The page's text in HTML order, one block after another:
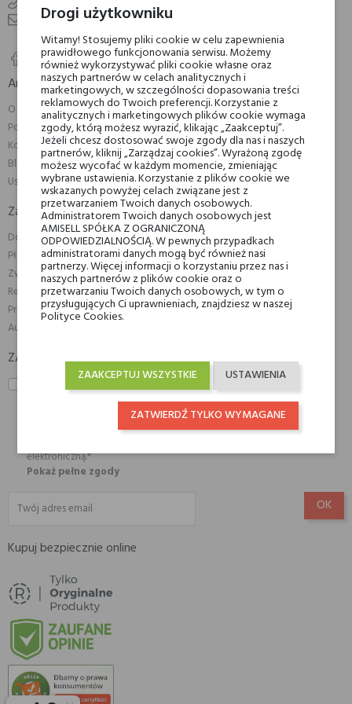
info@amisell.pl
Amisell
O nas
Polityka prywatności
Kontakt z nami
Blog
Ustawienia plików cookie
Zakupy
Dostawa
Płatności
Zwroty i reklamacje
Regulamin
Promocje
Automatyczne zwroty
ZAPISZ SIĘ DO NEWSLETTERA
Zapisz mnie do Newslettera! Wyrażam zgodę na przesyłanie mi za
pomocą środków komunikacji elektronicznej informacji handlowej w
postaci Newslettera przez lub na zlecenie AMISELL SPÓŁKA Z
OGRANICZONĄ ODPOWIEDZIALNOŚCIĄ z siedzibą w Krakowie. , w
elektroniczną.*
Pokaż pełne zgody
Kupuj bezpiecznie online
Drogi użytkowniku
Witamy! Stosujemy pliki cookie w celu zapewnienia
prawidłowego funkcjonowania serwisu. Możemy
również wykorzystywać pliki cookie własne oraz
naszych partnerów w celach analitycznych i
marketingowych, w szczególności dopasowania treści
reklamowych do Twoich preferencji. Korzystanie z
analitycznych i marketingowych plików cookie wymaga
zgody, którą możesz wyrazić, klikając „Zaakceptuj”.
Jeżeli chcesz dostosować swoje zgody dla nas i naszych
partnerów, kliknij „Zarządzaj cookies”. Wyrażoną zgodę
możesz wycofać w każdym momencie, zmieniając
wybrane ustawienia. Korzystanie z plików cookie we
wskazanych powyżej celach związane jest z
przetwarzaniem Twoich danych osobowych.
Administratorem Twoich danych osobowych jest
AMISELL SPÓŁKA Z OGRANICZONĄ
ODPOWIEDZIALNOŚCIĄ. W pewnych przypadkach
administratorami danych mogą być również nasi
partnerzy. Więcej informacji o korzystaniu przez nas i
naszych partnerów z plików cookie oraz o
przetwarzaniu Twoich danych osobowych, w tym o
przysługujących Ci uprawnieniach, znajdziesz w naszej
Polityce Cookies.
USTAWIENIA
ZAAKCEPTUJ WSZYSTKIE
ZATWIERDŹ TYLKO WYMAGANE